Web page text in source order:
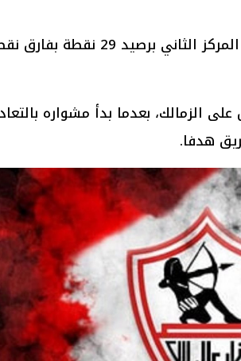
أما الأهلي حامل اللقب فيأتي في المركز الثاني برصيد 29
الزمالك، بعدما بدأ مشواره
هدفا.